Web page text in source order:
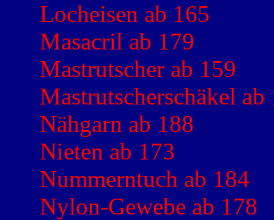
Locheisen ab 165
Masacril ab 179
Mastrutscher ab 159
Mastrutscherschäkel ab
Nähgarn ab 188
Nieten ab 173
Nummerntuch ab 184
Nylon-Gewebe ab 178